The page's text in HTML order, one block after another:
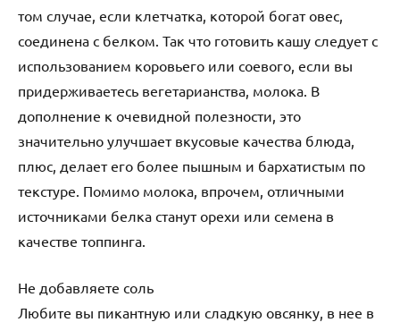
том случае, если клетчатка, которой богат овес,
соединена с белком. Так что готовить кашу следует с
использованием коровьего или соевого, если вы
придерживаетесь вегетарианства, молока. В
дополнение к очевидной полезности, это
значительно улучшает вкусовые качества блюда,
плюс, делает его более пышным и бархатистым по
текстуре. Помимо молока, впрочем, отличными
источниками белка станут орехи или семена в
качестве топпинга.
Не добавляете соль
Любите вы пикантную или сладкую овсянку, в нее в